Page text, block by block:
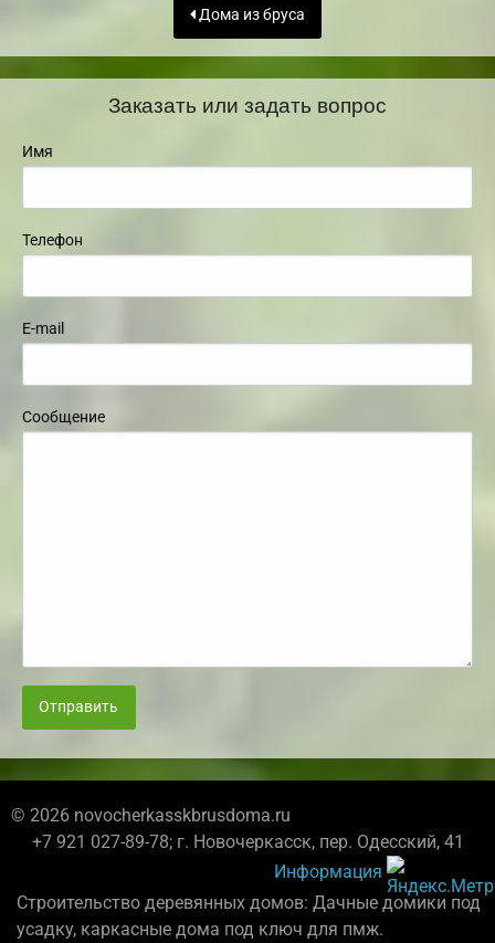
Дома из бруса
Заказать или задать вопрос
Имя
Телефон
E-mail
Сообщение
Отправить
© 2026 novocherkasskbrusdoma.ru
+7 921 027-89-78; г. Новочеркасск, пер. Одесский, 41
Информация
Строительство деревянных домов: Дачные домики под
усадку, каркасные дома под ключ для пмж.